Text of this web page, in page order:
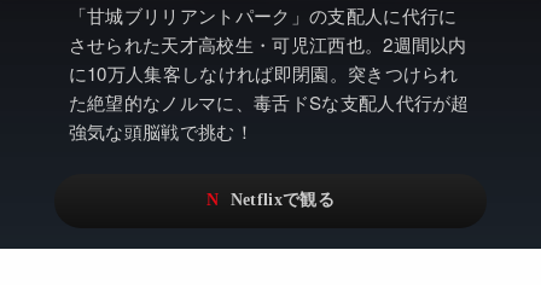
ドキュメンタリー
Netflixオリジナル作品
日本語吹替対応作品
その他の国のTV番組
Watchlistへ
Netflix Video
…
Netflix 吹替版作品
Netflix 高い評価の海外作品
「甘城ブリリアントパーク」の支配人に代行に
させられた天才高校生・可児江西也。2週間以内
に10万人集客しなければ即閉園。突きつけられ
た絶望的なノルマに、毒舌ドSな支配人代行が超
強気な頭脳戦で挑む！